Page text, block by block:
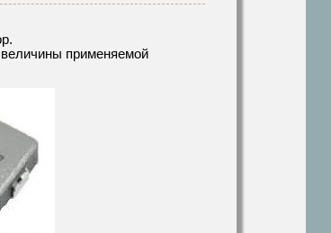
величины применяемой